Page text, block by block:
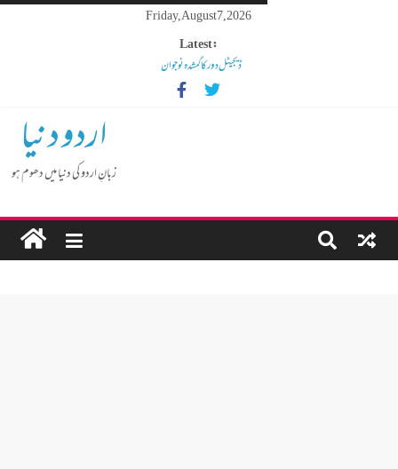
Friday, August 7, 2026
Latest:
ڈیجیٹل دور کا گمشدہ نوجوان
مہنگائی کا بوجھ پس رہا ہے مڈل کلاس انسان
کم عمر لڑکوں میں بڑھتی ہوئی نشے کی لت
گوشالہ کی زمین بتا کر سوسالہ پرانے قبرستان پر انتظامیہ نے چلا دیااردو دنیا
زبانِ اردو کی دنیا میں دھوم ہو